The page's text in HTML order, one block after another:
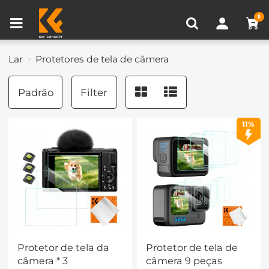
0
Lar Protetores de tela de câmera
Padrão Filter
Protetor de tela da
câmera * 3
11%
Protetor de tela de
câmera 9 peças